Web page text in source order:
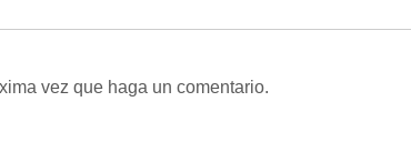
vez que haga un comentario.